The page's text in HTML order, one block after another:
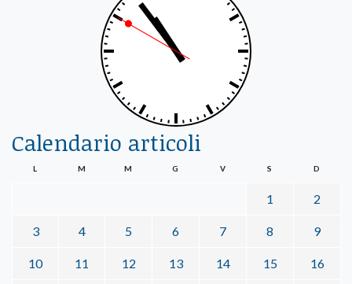
Calendario articoli
L M M G V S D
1 2
3 4 5 6 7 8 9
10 11 12 13 14 15 16